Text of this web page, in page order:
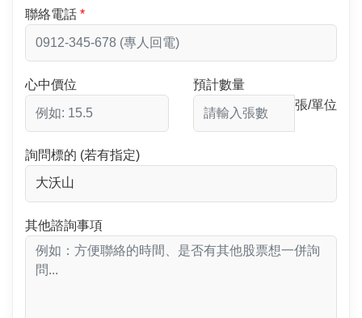
聯絡電話
心中價位
預計數量
張/單位
詢問標的 (若有指定)
其他諮詢事項